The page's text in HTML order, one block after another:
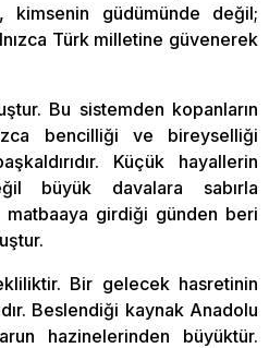
güdümünde değil;
Türk milletine güvenerek
Bu sistemden kopanların
bencilliği ve bireyselliği
Küçük hayallerin
büyük davalara sabırla
matbaaya girdiği günden beri
Bir gelecek hasretinin
Beslendiği kaynak Anadolu
hazinelerinden büyüktür.